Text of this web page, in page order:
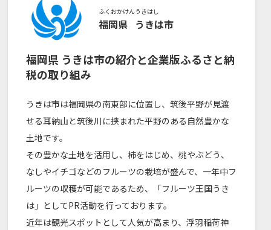
ふくおかけん
福岡県
うきはし
うきは市
福岡県 うきは市の紹介と企業版ふるさと納
税の取り組み
うきは市は福岡県の南東部に位置し、筑後平野が見渡
せる耳納山と筑後川に挟まれた平野のある自然豊かな
土地です。
その豊かな土地を活用し、柿をはじめ、桃やぶどう、
なしやイチゴなどのフルーツの栽培が盛んで、一年中フ
ルーツの収穫が可能であるため、「フルーツ王国うき
は」としてPR活動を行っております。
近年は観光スポットとして人気が高まり、浮羽稲荷神